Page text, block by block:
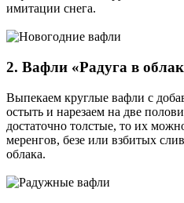
имитации снега.
2. Вафли «Радуга в
Выпекаем круглые вафли с
остыть и нарезаем на две
достаточно толстые, то их
меренгов, безе или взбитых
облака.